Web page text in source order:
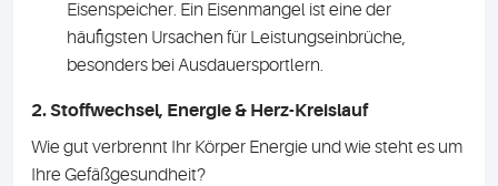
Eisenspeicher. Ein Eisenmangel ist eine der
häufigsten Ursachen für Leistungseinbrüche,
besonders bei Ausdauersportlern.
2. Stoffwechsel, Energie & Herz-Kreislauf
Wie gut verbrennt Ihr Körper Energie und wie steht es um
Ihre Gefäßgesundheit?